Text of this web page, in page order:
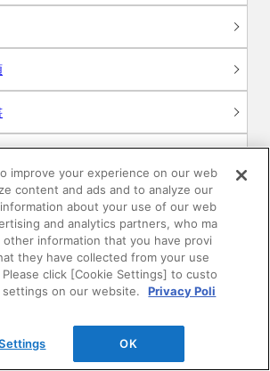
ール
ム〈エアスマート〉
定・分析サービス
improve your experience on our web
content and ads and to analyze our
about your use of our web
and analytics partners, who ma
information that you have provi
they have collected from your use
click [Cookie Settings] to custo
settings on our website.
Privacy Poli
OK